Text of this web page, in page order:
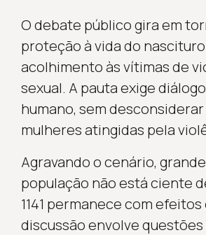
O debate público gira em
proteção à vida do
acolhimento às vítimas de
sexual. A pauta exige
humano, sem
mulheres atingidas pela
Agravando o cenário,
população não está ciente
1141 permanece com efeitos
discussão envolve